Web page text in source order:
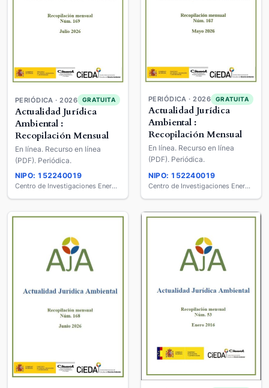
PERIÓDICA · 2026 GRATUITA
Actualidad Jurídica
Ambiental :
Recopilación Mensual
En línea. Recurso en línea
(PDF). Periódica.
NIPO: 152240019
Centro de Investigaciones Energéticas, Medio Ambientales y Tecnológicas (CIEMAT)
PERIÓDICA · 2026 GRATUITA
Actualidad Jurídica
Ambiental :
Recopilación Mensual
En línea. Recurso en línea
(PDF). Periódica.
NIPO: 152240019
Centro de Investigaciones Energéticas, Medio Ambientales y Tecnológicas (CIEMAT)